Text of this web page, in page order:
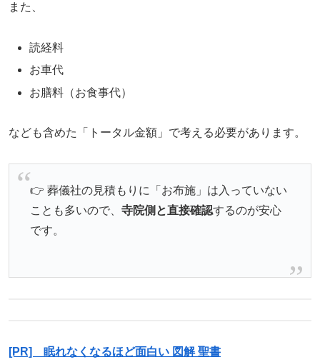
また、
読経料
お車代
お膳料（お食事代）
なども含めた「トータル金額」で考える必要があります。
👉 葬儀社の見積もりに「お布施」は入っていない
ことも多いので、 寺院側と直接確認するのが安心
です。
[PR] 眠れなくなるほど面白い 図解 聖書